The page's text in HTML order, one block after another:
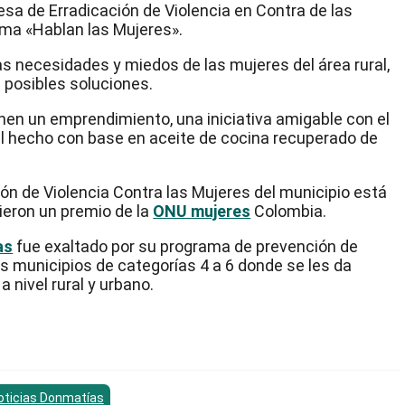
de Erradicación de Violencia en Contra de las
«Hablan las Mujeres».
necesidades y miedos de las mujeres del área rural,
posibles soluciones.
un emprendimiento, una iniciativa amigable con el
hecho con base en aceite de cocina recuperado de
de Violencia Contra las Mujeres del municipio está
un premio de la ONU mujeres Colombia.
fue exaltado por su programa de prevención de
municipios de categorías 4 a 6 donde se les da
nivel rural y urbano.
Donmatías